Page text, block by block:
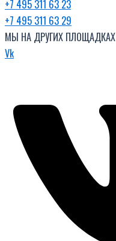
+7 495 311 63 23
+7 495 311 63 29
МЫ НА ДРУГИХ ПЛОЩАДКАХ
Vk